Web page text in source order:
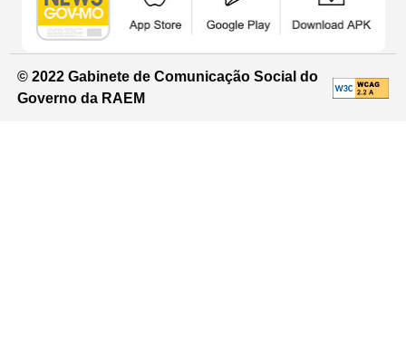
© 2022 Gabinete de Comunicação Social do
Governo da RAEM